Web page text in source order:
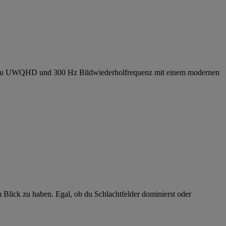
UWQHD und 300 Hz Bildwiederholfrequenz mit einem modernen
zu haben. Egal, ob du Schlachtfelder dominierst oder